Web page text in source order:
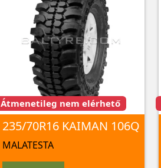
Átmenetileg nem elérhető
235/70R16 KAIMAN 106Q
MALATESTA